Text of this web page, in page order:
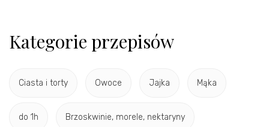
Kategorie przepisów
Ciasta i torty Owoce Jajka Mąka
do 1h Brzoskwinie, morele, nektaryny